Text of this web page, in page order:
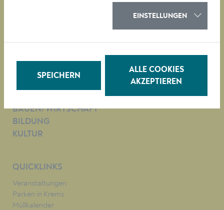
Fax +43 (0)2732/801-90 269
BAUEN/WIRTSCHAFT
BILDUNG
KULTUR
QUICKLINKS
Veranstaltungen
Parken in Krems
Müllkalender
EINSTELLUNGEN
SPEICHERN
ALLE COOKIES
AKZEPTIEREN